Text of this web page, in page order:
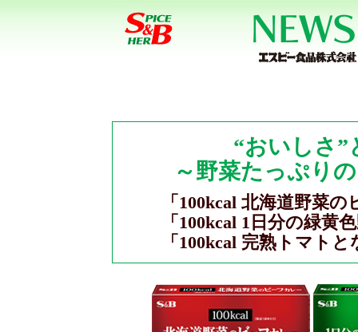
“おいしさ”
～野菜たっぷり
「100kcal 北海道野菜
「100kcal 1日分の緑黄
「100kcal 完熟トマト